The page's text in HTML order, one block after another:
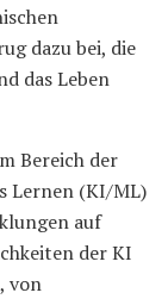
dazu bei, die
das Leben
Bereich der
Lernen (KI/ML)
auf
der KI
von